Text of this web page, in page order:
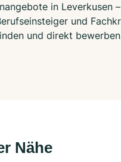
in Leverkusen
und
und direkt
Nähe